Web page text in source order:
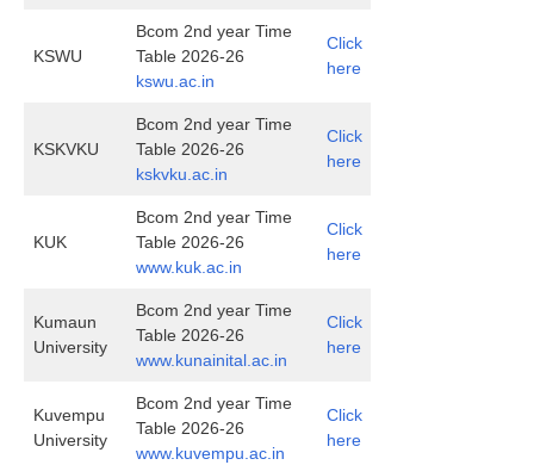
KSWU
Bcom 2nd year Time
Table 2026-26
kswu.ac.in
Click
here
KSKVKU
Bcom 2nd year Time
Table 2026-26
kskvku.ac.in
Click
here
KUK
Bcom 2nd year Time
Table 2026-26
www.kuk.ac.in
Click
here
Kumaun
University
Bcom 2nd year Time
Table 2026-26
www.kunainital.ac.in
Click
here
Kuvempu
University
Bcom 2nd year Time
Table 2026-26
www.kuvempu.ac.in
Click
here